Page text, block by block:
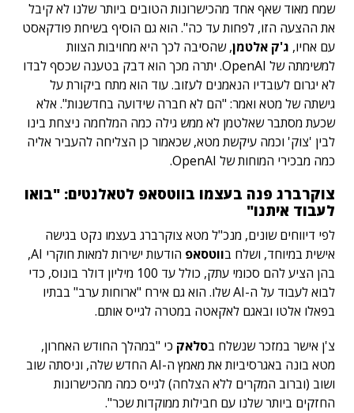
שמח מאוד שאף אחד מהכישרונות הטובים ביותר שלנו לא קיבל
את ההצעה הזו, לפחות עד כה". הוא גם הוסיף בשיחת פודקאסט
עם אחיו, ג'ק אלטמן, שהסיבה לכך היא מחויבות הצוות
למשימתה של OpenAI. יתרה מכך הוא דבק בטענה שכסף לבדו
לא יגרום לעובדיו הנאמנים לעזוב. עוד הוא מתח ביקורת על
גישתה של מטא ואמר: "הם לא חברה שידועה בחדשנות". אלא
שכעת מסתבר שאלטמן לא ממש גילה כמה המלחמה ניצחת בינו
לבין 'צוק' וכמה עיקשת מטא, שכאמור כן הצליחה להעביר אליה
כמה מבכירי המוחות של OpenAI.
צוקרברג פנה בעצמו בווטסאפ לטאלנטים: "בואו
לעבוד איתנו"
לפי דיווחים שונים, מנכ"ל מטא צוקרברג בעצמו נקט בגישה
אישית במיוחד, ושלח בווטסאפ
הודעות ישירות למאות חוקרי AI,
בהן הציע להם סכומי עתק, כולל עד 100 מיליון דולר בונוס, כדי
לבוא לעבוד על ה-AI שלו. הוא גם אירח "ארוחות ערב" בבתיו
בפאלו אלטו ובאגם לאקאטה במטרה לגייס אותם.
צ'ן אישר במזכר שנשלח בסלאק כי "במהלך החודש האחרון,
מטא בונה באגרסיביות את מאמץ ה-AI החדש שלה, וניסתה שוב
ושוב (וברוב המקרים ללא הצלחה) לגייס כמה מהכישרונות
החזקים ביותר שלנו עם חבילות ממוקדות שכר".